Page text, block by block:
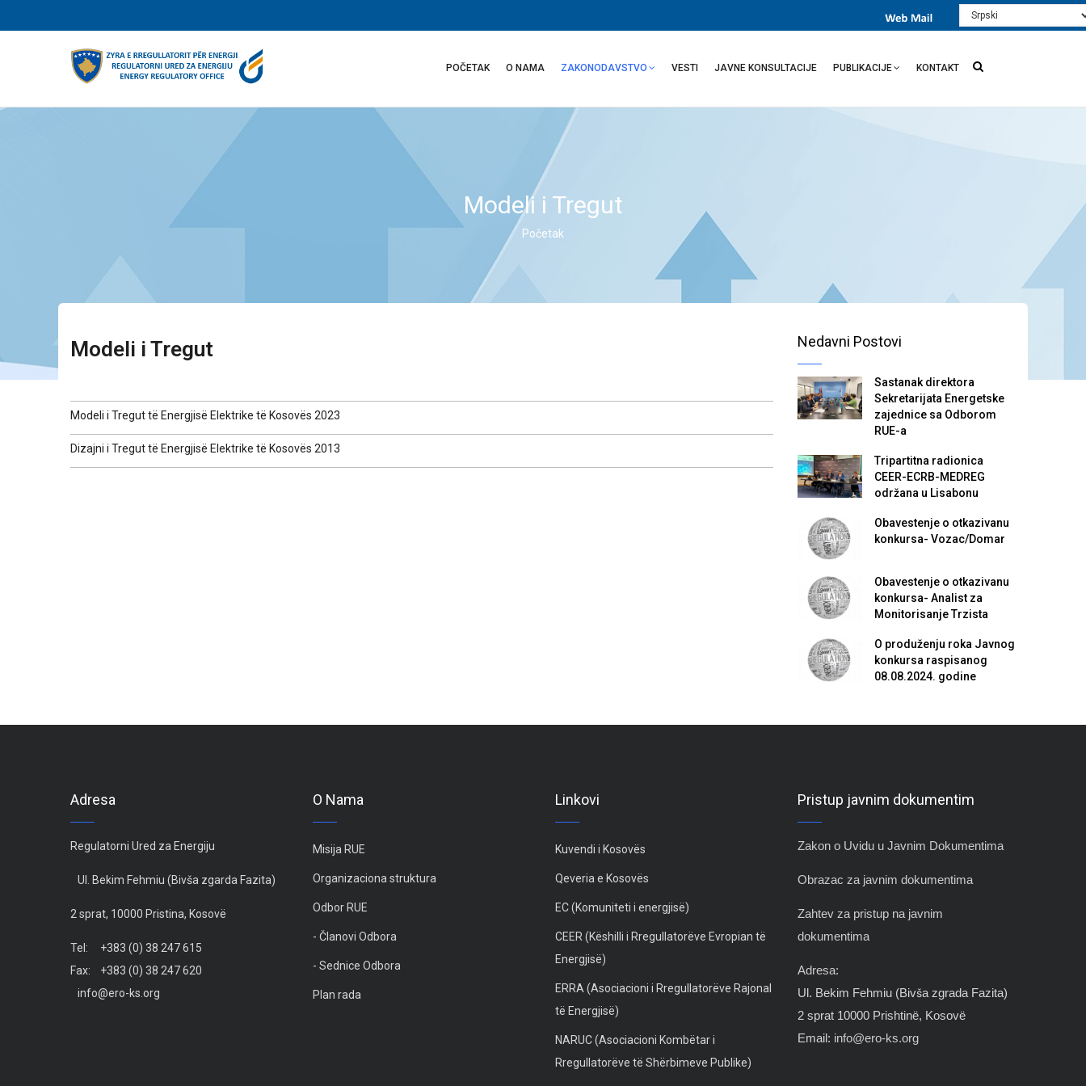
to
Select
your
POČETAK O NAMA ZAKONODAVSTVO VESTI JAVNE KONSULTACIJE PUBLIKACIJE KONTAKT
Modeli i Tregut
Breadcrumb
Početak
Modeli i Tregut
Modeli i Tregut të Energjisë Elektrike të Kosovës 2023
Dizajni i Tregut të Energjisë Elektrike të Kosovës 2013
Nedavni Postovi
Sastanak direktora
Sekretarijata Energetske
zajednice sa Odborom
RUE-a
Tripartitna radionica
CEER-ECRB-MEDREG
održana u Lisabonu
Obavestenje o otkazivanu
konkursa- Vozac/Domar
Obavestenje o otkazivanu
konkursa- Analist za
Monitorisanje Trzista
O produženju roka Javnog
konkursa raspisanog
08.08.2024. godine
Adresa
Regulatorni Ured za Energiju
Ul. Bekim Fehmiu (Bivša zgarda Fazita)
2 sprat, 10000 Pristina, Kosovë
Tel: +383 (0) 38 247 615
Fax: +383 (0) 38 247 620
info@ero-ks.org
O Nama
Misija RUE
Organizaciona struktura
Odbor RUE
- Članovi Odbora
- Sednice Odbora
Plan rada
Linkovi
Kuvendi i Kosovës
Qeveria e Kosovës
EC (Komuniteti i energjisë)
CEER (Këshilli i Rregullatorëve Evropian të
Energjisë)
ERRA (Asociacioni i Rregullatorëve Rajonal
të Energjisë)
NARUC (Asociacioni Kombëtar i
Rregullatorëve të Shërbimeve Publike)
Pristup javnim dokumentim
Zakon o Uvidu u Javnim Dokumentima
Obrazac za javnim dokumentima
Zahtev za pristup na javnim
dokumentima
Adresa:
Ul. Bekim Fehmiu (Bivša zgrada Fazita)
2 sprat 10000 Prishtinë, Kosovë
Email: info@ero-ks.org